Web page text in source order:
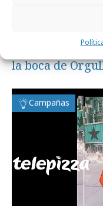
Telepizza y
la boca de
Campañas